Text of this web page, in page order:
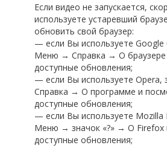
Если видео не запускается,
используете устаревший
обновить свой браузер:
— если Вы используете Google
Меню → Справка → О браузере
доступные обновления;
— если Вы используете
Справка → О программе и
доступные обновления;
— если Вы используете Mozilla
Меню → значок «?» → О Firefox
доступные обновления;